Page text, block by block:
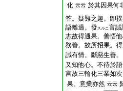
化 云云 於其因果何
答。疑難之趣。卽
語離過。發 スルニ言誠
志故得通果。善悟
務善。故所招果。
誡有情。斷惡生善
又知他心。不待於
言故三輪化三業如
果。意業亦然 云云